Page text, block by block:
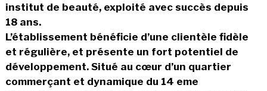
institut de beauté, exploité avec succès depuis
18 ans.
L’établissement bénéficie d’une clientèle fidèle
et régulière, et présente un fort potentiel de
développement. Situé au cœur d’un quartier
commerçant et dynamique du 14 eme